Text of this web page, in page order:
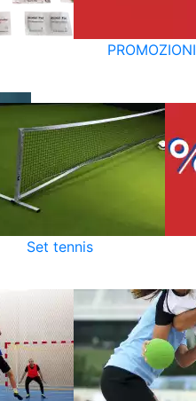
PROMOZIONI
Set tennis